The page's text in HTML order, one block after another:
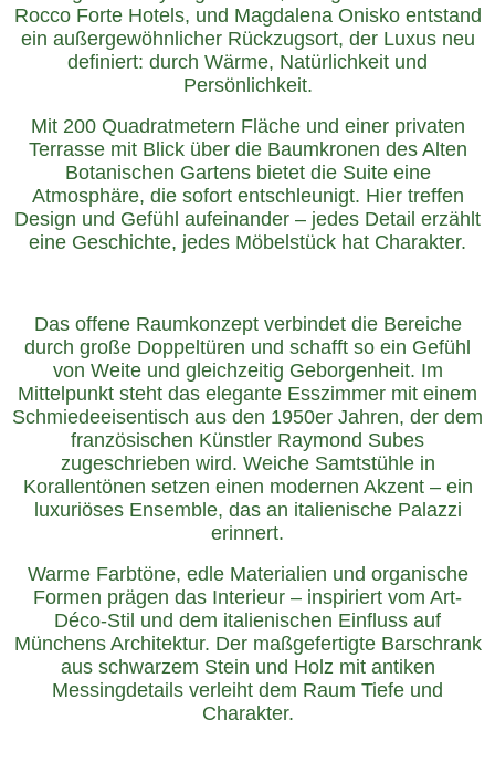
Rocco Forte Hotels, und Magdalena Onisko entstand
ein außergewöhnlicher Rückzugsort, der Luxus neu
definiert: durch Wärme, Natürlichkeit und
Persönlichkeit.
Mit 200 Quadratmetern Fläche und einer privaten
Terrasse mit Blick über die Baumkronen des Alten
Botanischen Gartens bietet die Suite eine
Atmosphäre, die sofort entschleunigt. Hier treffen
Design und Gefühl aufeinander – jedes Detail erzählt
eine Geschichte, jedes Möbelstück hat Charakter.
Das offene Raumkonzept verbindet die Bereiche
durch große Doppeltüren und schafft so ein Gefühl
von Weite und gleichzeitig Geborgenheit. Im
Mittelpunkt steht das elegante Esszimmer mit einem
Schmiedeeisentisch aus den 1950er Jahren, der dem
französischen Künstler Raymond Subes
zugeschrieben wird. Weiche Samtstühle in
Korallentönen setzen einen modernen Akzent – ein
luxuriöses Ensemble, das an italienische Palazzi
erinnert.
Warme Farbtöne, edle Materialien und organische
Formen prägen das Interieur – inspiriert vom Art-
Déco-Stil und dem italienischen Einfluss auf
Münchens Architektur. Der maßgefertigte Barschrank
aus schwarzem Stein und Holz mit antiken
Messingdetails verleiht dem Raum Tiefe und
Charakter.